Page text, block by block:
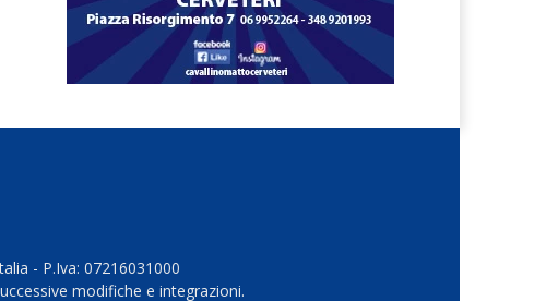
- P.Iva: 07216031000
modifiche e integrazioni.